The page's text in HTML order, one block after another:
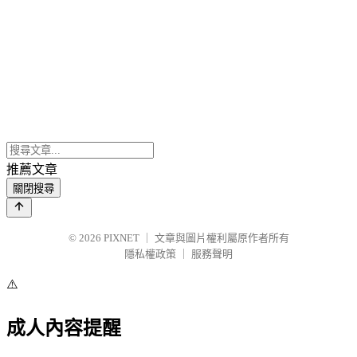
推薦文章
關閉搜尋
© 2026 PIXNET
文章與圖片權利屬原作者所有
隱私權政策
服務聲明
⚠️
成人內容提醒